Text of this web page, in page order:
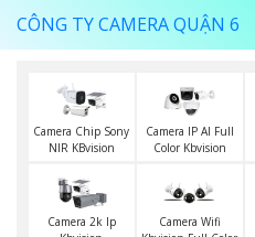
CÔNG TY CAMERA QUẬN 6
Camera Chip Sony
NIR KBvision
Camera IP AI Full
Color Kbvision
Camera 2k Ip
Camera Wifi